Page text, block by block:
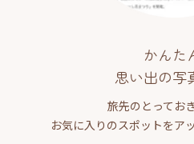
かんた
思い出の写
旅先のとってお
お気に入りのスポットをア